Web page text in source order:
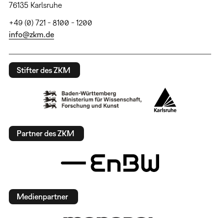
76135 Karlsruhe
+49 (0) 721 - 8100 - 1200
info@zkm.de
Stifter des ZKM
Partner des ZKM
Medienpartner